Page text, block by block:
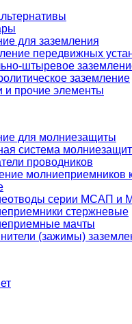
для заземления
передвижных
штыревое
заземление
и прочие элементы
для молниезащиты
система
проводников
молниеприемников
серии МСАП и
стержневые
мачты
(зажимы)